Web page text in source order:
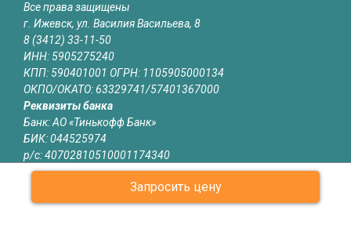
Запросить цену
Все права защищены
г. Ижевск, ул. Василия Васильева, 8
8 (3412) 33-11-50
ИНН: 5905275240
КПП: 590401001 ОГРН: 1105905000134
ОКПО/ОКАТО: 63329741/57401367000
Реквизиты банка
Банк: АО «Тинькофф Банк»
БИК: 044525974
р/с: 40702810510001174340
к/с: 30101810145250000974
Юридическая информация
Информация на сайте izhevsk.revitech.ru не является публичной